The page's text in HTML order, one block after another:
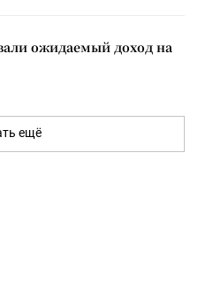
ожидаемый доход на
ещё